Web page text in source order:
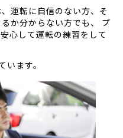
運転に自信のない方、そ
か分からない方でも、 プ
心して運転の練習をして
ます。